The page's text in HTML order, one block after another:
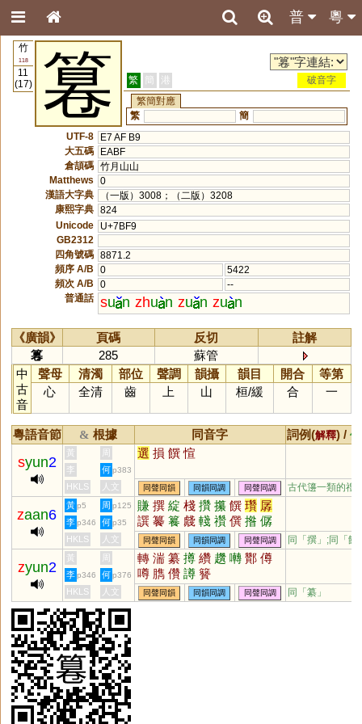
粵
普
竹
118
11
(17)
篹 繁 簡 港
破音字
繁簡對應
繁
簡
UTF-8
E7 AF B9
大五碼
EABF
倉頡碼 竹月山山
Matthews
0
漢語大字典
（一版）3008；（二版）3208
康熙字典 824
Unicode
U+7BF9
GB2312
四角號碼 8871.2
頻序 A/B
0
5422
頻次 A/B
0
--
普通話 su n zhu n zu n zu n
《廣韻》 頁碼 反切
註解
篹
285
蘇管
中
古
音
聲母 清濁 部位 聲調 韻攝 韻目 開合
等第
心
全清 齒 上 山 桓/緩 合 一
粵語音節 & 根據 同音字 詞例(解釋) /
syun2
黃 周 選 損 饌 愃
李 何 p383
HKLS 人文 同聲同韻 同韻同調 同聲同調 古代籩一類的禮
zaan6
黃 p5 周 p125 賺 撰 綻 棧 攢 攥 饌 瓚 孱
譔 䉵 籑 虥 輚 禶 僎 揝 僝
轏
李 p346 何 p35
HKLS 人文 同聲同韻 同韻同調 同聲同調 同「撰 」;同「饌
zyun2
黃 周 轉 湍 纂 撙 纘 趲 囀 酇 僔
噂 臇 儹 譐 籫
李 p346 何 p376
HKLS 人文 同聲同韻 同韻同調 同聲同調 同「纂 」